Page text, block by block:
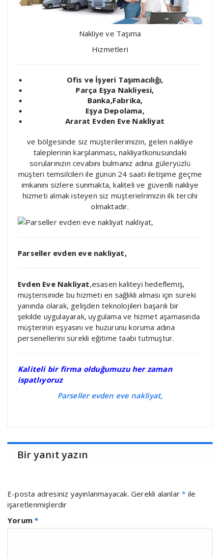
Nakliye ve Taşıma
Hizmetleri
Ofis ve İşyeri Taşımacılığı,
Parça Eşya Nakliyesi,
Banka,Fabrika,
Eşya Depolama,
Ararat Evden Eve Nakliyat
ve bölgesinde siz müşterilerimizin, gelen nakliye
taleplerinin karşılanması, nakliyatkonusundaki
sorularınızın cevabını bulmanız adına güleryüzlü
müşteri temsilcileri ile günün 24 saati iletişime geçme
imkanını sizlere sunmakta, kaliteli ve güvenlli nakliye
hizmeti almak isteyen siz müşterielrimizin ilk tercihi
olmaktadır.
Parseller evden eve nakliyat,
Evden Eve Nakliyat,esasen kaliteyi hedeflemiş,
müşterisinide bu hizmeti en sağlıklı alması için süreki
yanında olarak, gelişden teknolojileri başarılı bir
şekilde uygulayarak, uygulama ve hizmet aşamasında
müşterinin eşyasını ve huzurunu koruma adına
persenellerini sürekli eğitime taabi tutmuştur.
Kaliteli bir firma olduğumuzu her zaman
ispatlıyoruz
Parseller evden eve nakliyat,
Bir yanıt yazın
E-posta adresiniz yayınlanmayacak. Gerekli alanlar* ile
işaretlenmişlerdir
Yorum*